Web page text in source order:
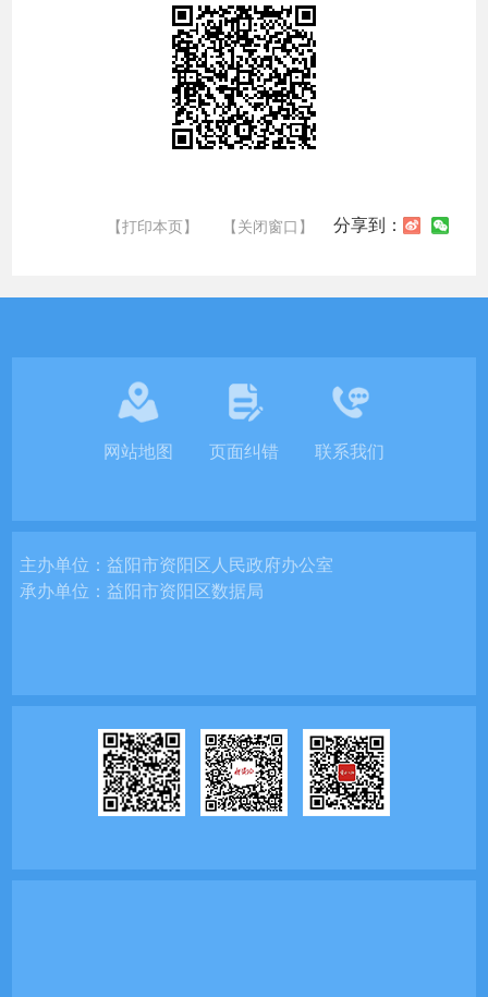
【打印本页】 【关闭窗口】 分享到：
网站地图 页面纠错 联系我们
主办单位：益阳市资阳区人民政府办公室
承办单位：益阳市资阳区数据局